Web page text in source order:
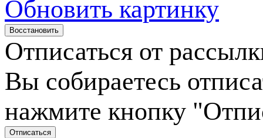
Обновить картинку
Отписаться от
Вы собираетесь
нажмите кнопку